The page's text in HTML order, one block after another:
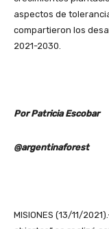
aspectos de
compartieron los
2021-2030.
Por Patricia Escobar
@argentinaforest
MISIONES (13/11/